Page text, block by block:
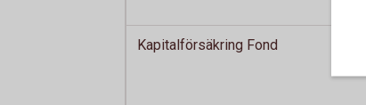
Kapitalförsäkring Fond